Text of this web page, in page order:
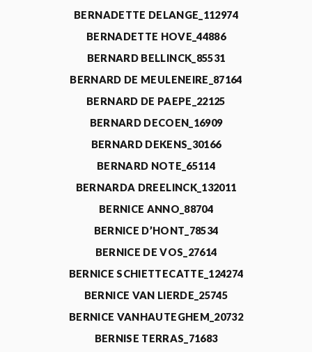
BERNADETTE DELANGE_112974
BERNADETTE HOVE_44886
BERNARD BELLINCK_85531
BERNARD DE MEULENEIRE_87164
BERNARD DE PAEPE_22125
BERNARD DECOEN_16909
BERNARD DEKENS_30166
BERNARD NOTE_65114
BERNARDA DREELINCK_132011
BERNICE ANNO_88704
BERNICE D’HONT_78534
BERNICE DE VOS_27614
BERNICE SCHIETTECATTE_124274
BERNICE VAN LIERDE_25745
BERNICE VANHAUTEGHEM_20732
BERNISE TERRAS_71683